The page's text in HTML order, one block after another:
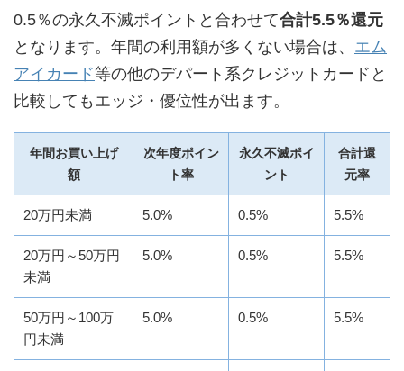
0.5％の永久不滅ポイントと合わせて合計5.5％還元
となります。年間の利用額が多くない場合は、 エム
アイカード等の他のデパート系クレジットカードと
比較してもエッジ・優位性が出ます。
年間お買い上げ
額
次年度ポイン
ト率
永久不滅ポイ
ント
合計還
元率
20万円未満 5.0% 0.5% 5.5%
20万円～50万円
未満
5.0% 0.5% 5.5%
50万円～100万
円未満
5.0% 0.5% 5.5%